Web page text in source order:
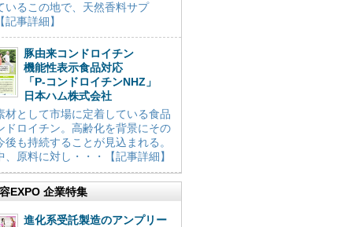
いるこの地で、天然香料サプ
事詳細】
豚由来コンドロイチン
機能性表示食品対応
「P-コンドロイチンNHZ」
日本ハム株式会社
材として市場に定着している食品
ドロイチン。高齢化を背景にその
後も持続することが見込まれる。
、原料に対し・・・【記事詳細】
EXPO 企業特集
進化系受託製造のアンプリー